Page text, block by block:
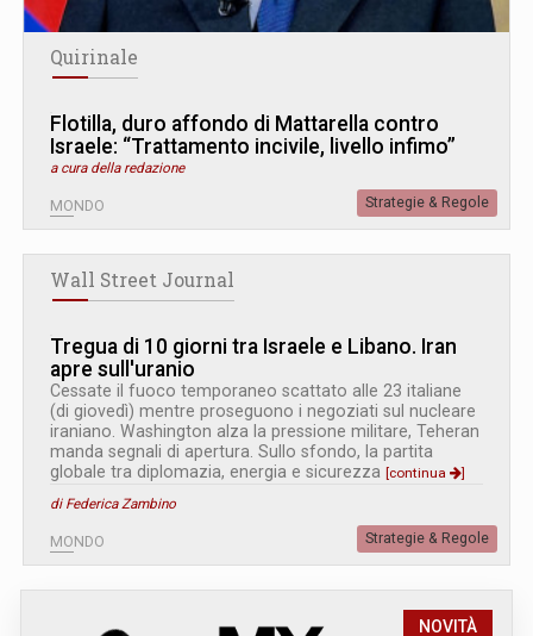
Quirinale
Flotilla, duro affondo di Mattarella contro
Israele: “Trattamento incivile, livello infimo”
a cura della redazione
MONDO Strategie & Regole
Wall Street Journal
Tregua di 10 giorni tra Israele e Libano. Iran
apre sull'uranio
Cessate il fuoco temporaneo scattato alle 23 italiane
(di giovedì) mentre proseguono i negoziati sul nucleare
iraniano. Washington alza la pressione militare, Teheran
manda segnali di apertura. Sullo sfondo, la partita
globale tra diplomazia, energia e sicurezza [continua
]
di Federica Zambino
MONDO Strategie & Regole
NOVITÀ